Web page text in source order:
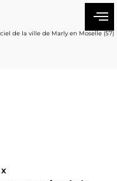
de la ville de Marly en Moselle (57)